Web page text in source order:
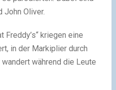
John Oliver.
Freddy’s“ kriegen eine
in der Markiplier durch
während die Leute